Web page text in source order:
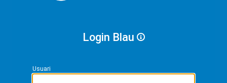
Login Blau
Usuari